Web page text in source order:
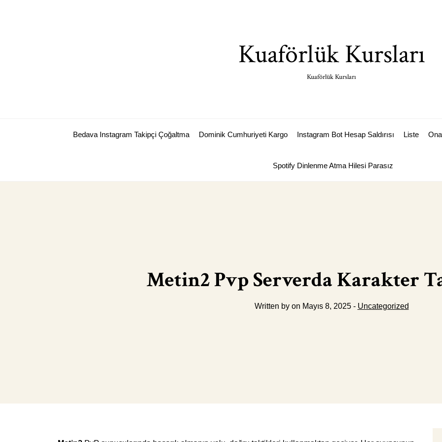
Kuaförlük Kursları
Kuaförlük Kursları
Bedava Instagram Takipçi Çoğaltma Dominik Cumhuriyeti Kargo Instagram Bot Hesap Saldırısı Liste
Spotify Dinlenme Atma Hilesi Parasız
Metin2 Pvp Serverda Karakter
Written by on Mayıs 8, 2025 - Uncategorized